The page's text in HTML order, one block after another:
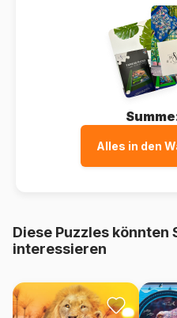
Alles in den
Diese Puzzles könnten
interessieren